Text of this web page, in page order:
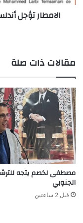
الامطار تؤجل
مقالات ذات صلة
مصطفى لخصم يتجه
الجنوبي
قبل 2 ساعتين